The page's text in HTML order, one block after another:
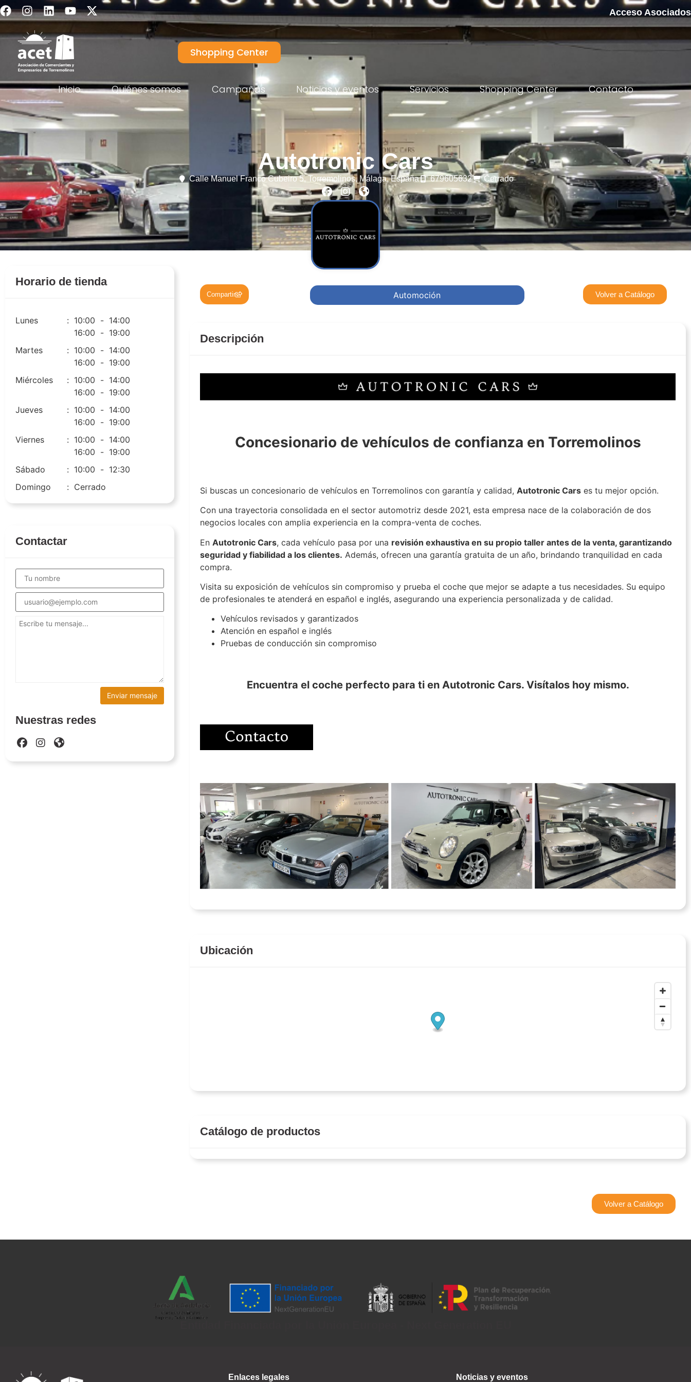
Acceso Asociados
Shopping Center
Inicio Quiénes somos Campañas Noticias y eventos Servicios Shopping Center Contacto
Autotronic Cars
Calle Manuel Franco Cubeiro 5, Torremolinos, Málaga,España 679605632 Cerrado
Horario de tienda
Lunes : 10:00 - 14:00
16:00 - 19:00
Martes
: 10:00 - 14:00
16:00 - 19:00
Miércoles
: 10:00 - 14:00
16:00 - 19:00
Jueves
: 10:00 - 14:00
16:00 - 19:00
Viernes
: 10:00 - 14:00
16:00 - 19:00
Sábado
: 10:00 - 12:30
Domingo
: Cerrado
Contactar
Nuestras redes
Compartir Automoción Volver a Catálogo
Descripción
Concesionario de vehículos de confianza en Torremolinos
Si buscas un concesionario de vehículos en Torremolinos con garantía y calidad,Autotronic Cars es tu mejor opción.
Con una trayectoria consolidada en el sector automotriz desde 2021, esta empresa nace de la colaboración de dos
negocios locales con amplia experiencia en la compra-venta de coches.
EnAutotronic Cars, cada vehículo pasa por una revisión exhaustiva en su propio taller antes de la venta, garantizando
seguridad y fiabilidad a los clientes. Además, ofrecen una garantía gratuita de un año, brindando tranquilidad en cada
compra.
Visita su exposición de vehículos sin compromiso y prueba el coche que mejor se adapte a tus necesidades. Su equipo
de profesionales te atenderá en español e inglés, asegurando una experiencia personalizada y de calidad.
Vehículos revisados y garantizados
Atención en español e inglés
Pruebas de conducción sin compromiso
Encuentra el coche perfecto para ti en Autotronic Cars. Visítalos hoy mismo.
Ubicación
Catálogo de productos
Volver a Catálogo
Enlaces legales
Noticias y eventos